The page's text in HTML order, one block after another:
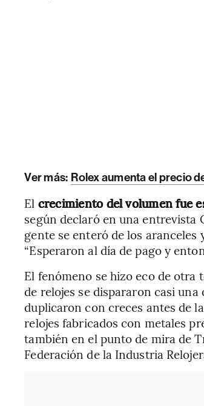
Ver más: Rolex aumenta el precio
El crecimiento del volumen fue
según declaró en una entrevista
gente se enteró de los aranceles
“Esperaron al día de pago y
El fenómeno se hizo eco de otra
de relojes se dispararon casi
duplicaron con creces antes de
relojes fabricados con metales
también en el punto de mira de
Federación de la Industria